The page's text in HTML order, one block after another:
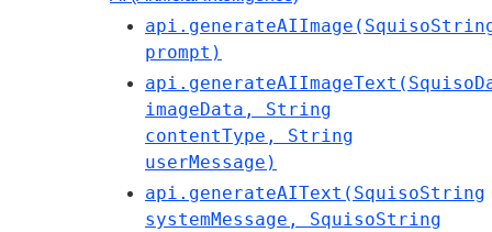
prompt)
imageData, String
contentType, String
userMessage)
api.generateAIText(SquisoString
systemMessage, SquisoString